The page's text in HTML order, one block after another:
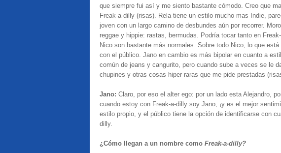
que siempre fui así y me siento bastante cómodo. Creo que
Freak-a-dilly (risas). Rela tiene un estilo mucho mas Indie,
joven con un largo camino de desbundes aún por recorrer.
reggae y hippie: rastas, bermudas. Podría tocar tanto en
Nico son bastante más normales. Sobre todo Nico, lo que
con el público. Jano en cambio es más bipolar en cuanto a
común de jeans y cangurito, pero cuando sube a veces se le
chupines y otras cosas hiper raras que me pide prestadas
Jano: Claro, por eso el alter ego: por un lado esta Alejandro,
cuando estoy con Freak-a-dilly soy Jano, ¡y es el mejor
estilo propio, y el público tiene la opción de identificarse con
dilly.
¿Cómo llegan a un nombre como Freak-a-dilly?